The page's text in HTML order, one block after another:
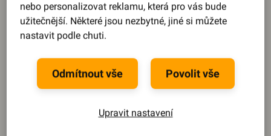
5 168 Kč 43 483 Kč
Během pár kroků se dozvíte, jaký můžete získat úrok
Splátku, dobu splácení i výši půjčkysi pak upravíte na
nebo personalizovat reklamu, která pro vás bude
užitečnější. Některé jsou nezbytné, jiné si můžete
nastavit podle chuti.
Upravit nastavení
Odmítnout vše Povolit vše